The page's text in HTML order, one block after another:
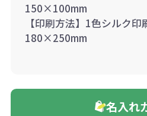
150×100mm
【印刷方法】1色シルク印
180×250mm
名入れ